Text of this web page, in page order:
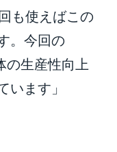
も使えばこの
。今回の
の生産性向上
います」